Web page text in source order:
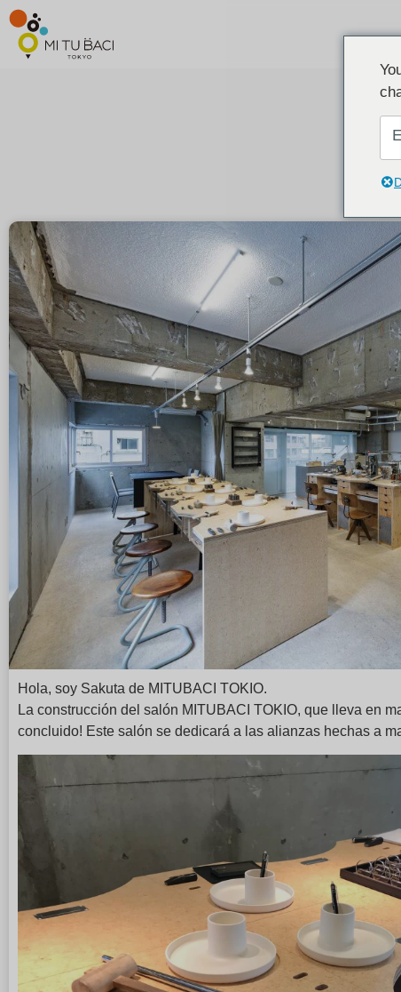
Hola, soy Sakuta de MITUBACI TOKIO.
La construcción del salón MITUBACI TOKIO, que lleva en
concluido! Este salón se dedicará a las alianzas hechas a